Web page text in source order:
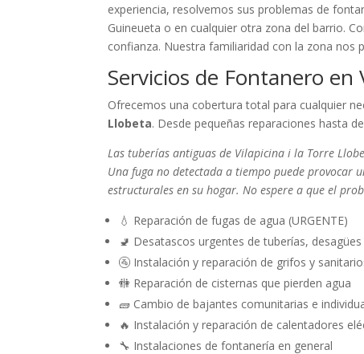
experiencia, resolvemos sus problemas de
Guineueta o en cualquier otra zona del barrio.
confianza. Nuestra familiaridad con la zona nos
Servicios de Fontanero
Ofrecemos una cobertura total para cualquier
Llobeta. Desde pequeñas reparaciones hasta
Las tuberías antiguas de Vilapicina i la Torre
Una fuga no detectada a tiempo puede provocar
estructurales en su hogar. No espere a que el
💧 Reparación de fugas de agua (URGENTE)
🚽 Desatascos urgentes de tuberías, desagües
🚰 Instalación y reparación de grifos y
🚻 Reparación de cisternas que pierden agua
🧱 Cambio de bajantes comunitarias e
🔥 Instalación y reparación de calentadores
🔧 Instalaciones de fontanería en general